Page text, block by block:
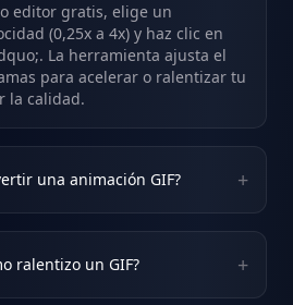
editor gratis, elige un
(0,25x a 4x) y haz clic en
La herramienta ajusta el
para acelerar o ralentizar tu
la calidad.
una animación GIF? +
ralentizo un GIF? +